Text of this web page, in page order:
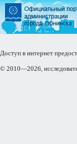
Доступ в интернет
© 2010—2026,